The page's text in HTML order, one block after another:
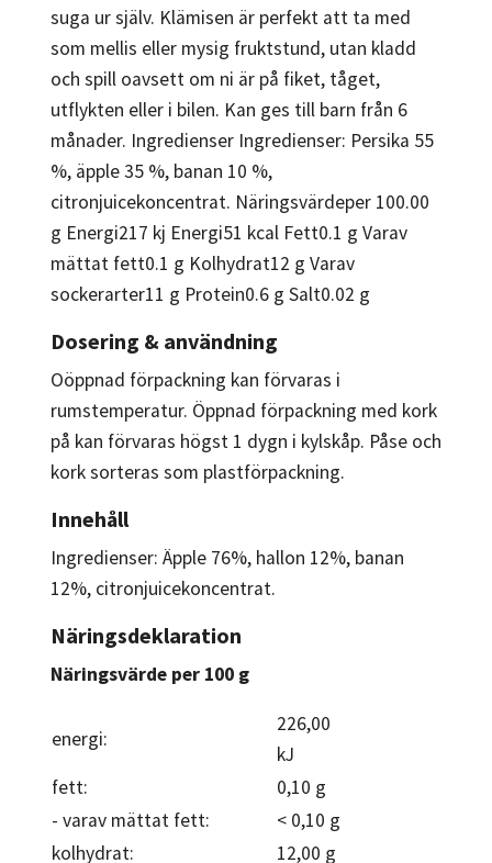
suga ur själv. Klämisen är perfekt att ta med
som mellis eller mysig fruktstund, utan kladd
och spill oavsett om ni är på fiket, tåget,
utflykten eller i bilen. Kan ges till barn från 6
månader. Ingredienser Ingredienser: Persika 55
%, äpple 35 %, banan 10 %,
citronjuicekoncentrat. Näringsvärdeper 100.00
g Energi217 kj Energi51 kcal Fett0.1 g Varav
mättat fett0.1 g Kolhydrat12 g Varav
sockerarter11 g Protein0.6 g Salt0.02 g
Dosering & användning
Oöppnad förpackning kan förvaras i
rumstemperatur. Öppnad förpackning med kork
på kan förvaras högst 1 dygn i kylskåp. Påse och
kork sorteras som plastförpackning.
Innehåll
Ingredienser: Äpple 76%, hallon 12%, banan
12%, citronjuicekoncentrat.
Näringsdeklaration
Näringsvärde per 100 g
energi:
226,00
kJ
fett:
0,10 g
- varav mättat fett:
< 0,10 g
kolhydrat:
12,00 g